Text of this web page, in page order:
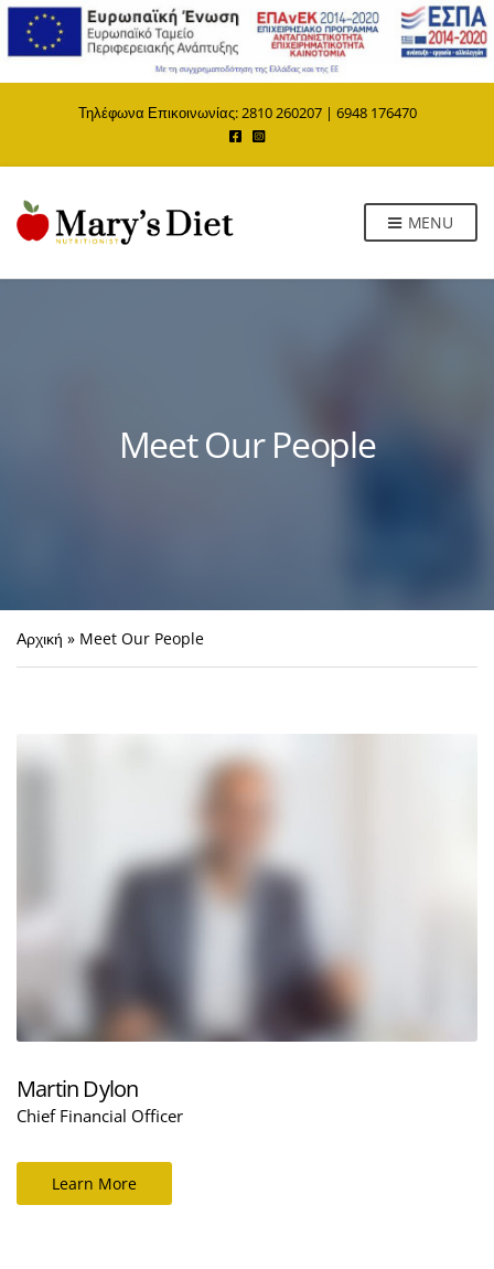
Τηλέφωνα Επικοινωνίας:2810 260207| 6948 176470
MENU
Meet Our People
Αρχική » Meet Our People
Martin Dylon
Chief Financial Officer
Learn More